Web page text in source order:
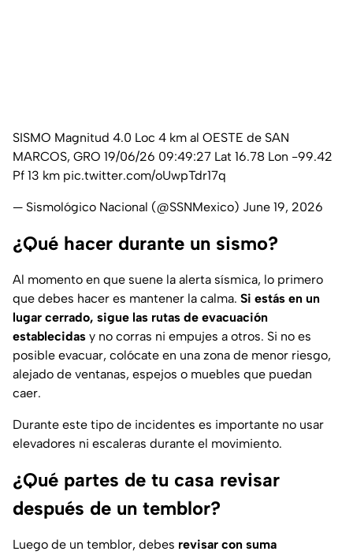
SISMO Magnitud 4.0 Loc 4 km al OESTE de SAN
MARCOS, GRO 19/06/26 09:49:27 Lat 16.78 Lon -99.42
Pf 13 km pic.twitter.com/oUwpTdr17q
— Sismológico Nacional (@SSNMexico) June 19, 2026
¿Qué hacer durante un sismo?
Al momento en que suene la alerta sísmica, lo primero
que debes hacer es mantener la calma. Si estás en un
lugar cerrado, sigue las rutas de evacuación
establecidas y no corras ni empujes a otros. Si no es
posible evacuar, colócate en una zona de menor riesgo,
alejado de ventanas, espejos o muebles que puedan
caer.
Durante este tipo de incidentes es importante no usar
elevadores ni escaleras durante el movimiento.
¿Qué partes de tu casa revisar
después de un temblor?
Luego de un temblor, debes revisar con suma